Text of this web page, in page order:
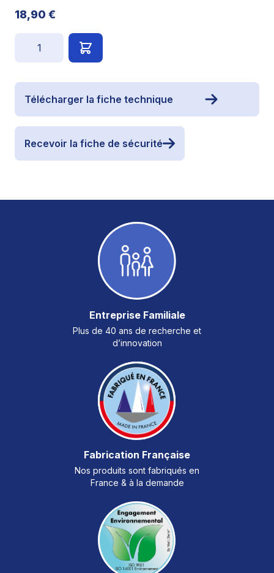
18,90 €
Télécharger la fiche technique
Recevoir la fiche de sécurité
Entreprise Familiale
Plus de 40 ans de recherche et
d’innovation
Fabrication Française
Nos produits sont fabriqués en
France & à la demande